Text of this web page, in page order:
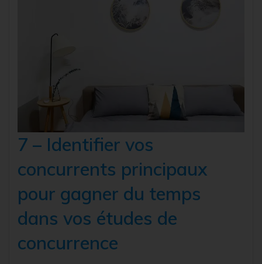
7 – Identifier vos
concurrents principaux
pour gagner du temps
dans vos études de
concurrence